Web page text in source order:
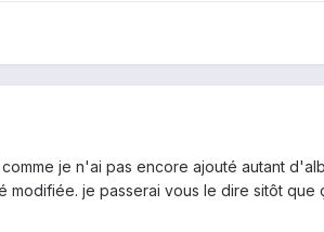
je n'ai pas encore ajouté autant
je passerai vous le dire sitôt que